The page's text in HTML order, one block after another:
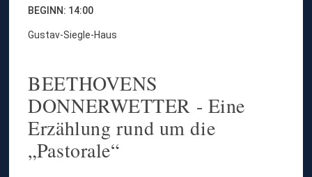
BEGINN: 14:00
Gustav-Siegle-Haus
BEETHOVENS
DONNERWETTER - Eine
Erzählung rund um die
„Pastorale“